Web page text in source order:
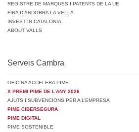
REGISTRE DE MARQUES I PATENTS DE LA UE
FIRA D’ANDORRA LA VELLA
INVEST IN CATALONIA
ABOUT VALLS
Serveis Cambra
OFICINA ACCELERA PIME
X PREMI PIME DE L’ANY 2026
AJUTS I SUBVENCIONS PER A L’EMPRESA
PIME CIBERSEGURA
PIME DIGITAL
PIME SOSTENIBLE